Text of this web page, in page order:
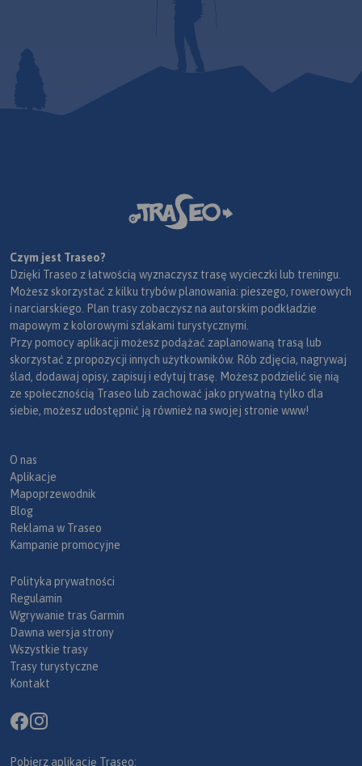
Czym jest Traseo?
Dzięki Traseo z łatwością wyznaczysz trasę wycieczki lub treningu.
Możesz skorzystać z kilku trybów planowania: pieszego, rowerowych
i narciarskiego. Plan trasy zobaczysz na autorskim podkładzie
mapowym z kolorowymi szlakami turystycznymi.
Przy pomocy aplikacji możesz podążać zaplanowaną trasą lub
skorzystać z propozycji innych użytkowników. Rób zdjęcia, nagrywaj
ślad, dodawaj opisy, zapisuj i edytuj trasę. Możesz podzielić się nią
ze społecznością Traseo lub zachować jako prywatną tylko dla
siebie, możesz udostępnić ją również na swojej stronie www!
O nas
Aplikacje
Mapoprzewodnik
Blog
Reklama w Traseo
Kampanie promocyjne
Polityka prywatności
Regulamin
Wgrywanie tras Garmin
Dawna wersja strony
Wszystkie trasy
Trasy turystyczne
Kontakt
Pobierz aplikację Traseo: